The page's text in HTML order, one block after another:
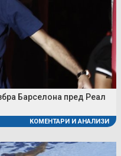
Барселона пред Реал
КОМЕНТАРИ И АНАЛИЗИ